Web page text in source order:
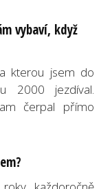
vybaví, když
kterou jsem do
2000 jezdíval.
čerpal přímo